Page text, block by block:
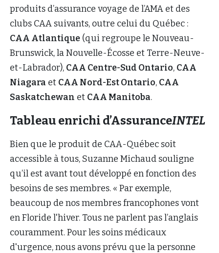
produits d’assurance voyage de l’AMA et des
clubs CAA suivants, outre celui du Québec :
CAA Atlantique (qui regroupe le Nouveau-
Brunswick, la Nouvelle-Écosse et Terre-Neuve-
et-Labrador), CAA Centre-Sud Ontario, CAA
Niagara et CAA Nord-Est Ontario, CAA
Saskatchewan et CAA Manitoba.
Tableau enrichi d’AssuranceINTEL
Bien que le produit de CAA-Québec soit
accessible à tous, Suzanne Michaud souligne
qu’il est avant tout développé en fonction des
besoins de ses membres. « Par exemple,
beaucoup de nos membres francophones vont
en Floride l'hiver. Tous ne parlent pas l’anglais
couramment. Pour les soins médicaux
d'urgence, nous avons prévu que la personne